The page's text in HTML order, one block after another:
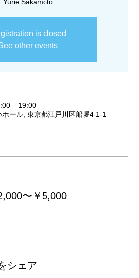
Yurie Sakamoto
is closed
other events
– 19:00
ホール, 東京都江戸川区船堀4-1-1
〜￥5,000
シェア